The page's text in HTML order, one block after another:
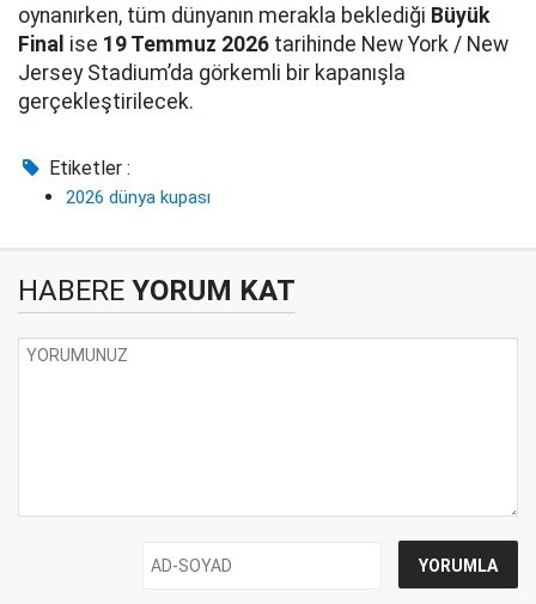
oynanırken, tüm dünyanın merakla beklediği Büyük
Final ise 19 Temmuz 2026 tarihinde New York / New
Jersey Stadium’da görkemli bir kapanışla
gerçekleştirilecek.
Etiketler :
2026 dünya kupası
HABERE YORUM KAT